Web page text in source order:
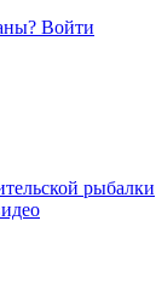
Войти
рыбалки